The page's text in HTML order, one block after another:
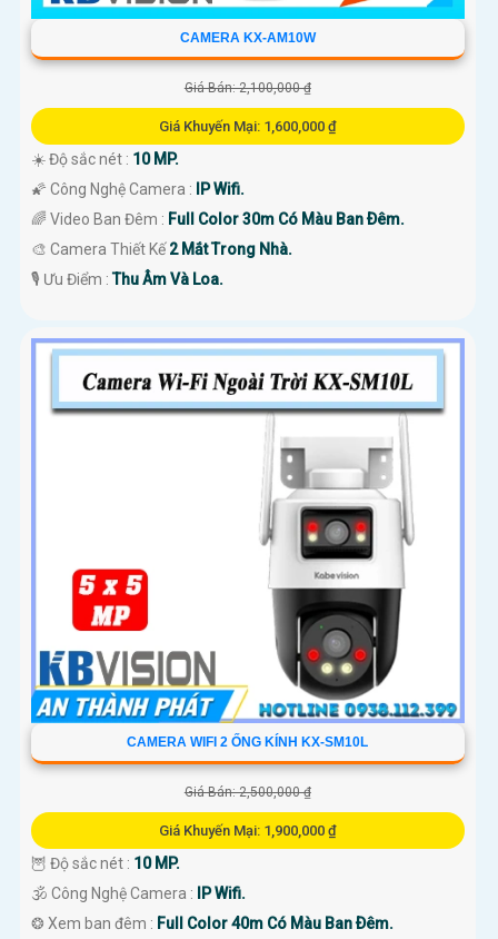
CAMERA KX-AM10W
Giá Bán: 2,100,000 ₫
Giá Khuyến Mại: 1,600,000 ₫
☀️ Độ sắc nét : 10 MP.
🌠 Công Nghệ Camera : IP Wifi.
🌈 Video Ban Đêm : Full Color 30m Có Màu Ban Ðêm.
🎨 Camera Thiết Kế2 Mắt Trong Nhà.
️🎙 Ưu Điểm :Thu Âm Và Loa.
CAMERA WIFI 2 ỐNG KÍNH KX-SM10L
Giá Bán: 2,500,000 ₫
Giá Khuyến Mại: 1,900,000 ₫
🦉 Độ sắc nét : 10 MP.
🕉️ Công Nghệ Camera :
IP Wifi.
❂ Xem ban đêm : Full Color 40m Có Màu Ban Ðêm.